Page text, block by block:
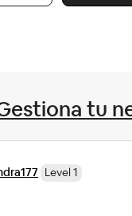
tu
Level 1